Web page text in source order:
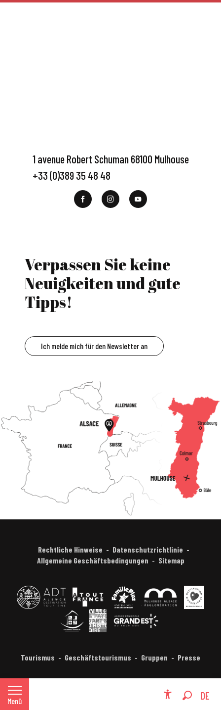
Menü DE
FR
1 avenue Robert Schuman 68100 Mulhouse
+33 (0)389 35 48 48
Verpassen Sie keine
Neuigkeiten und gute
Tipps!
Ich melde mich für den Newsletter an
Rechtliche Hinweise
Datenschutzrichtlinie
Allgemeine Geschäftsbedingungen
Sitemap
Tourismus Geschäftstourismus Gruppen Presse